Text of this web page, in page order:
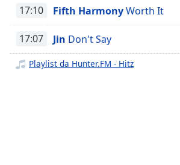
opens
subtitles
settings
dialog
subtitles
17:10 Fifth HarmonyWorth It
17:07 Jin Don't Say
Playlist da Hunter.FM - Hitz